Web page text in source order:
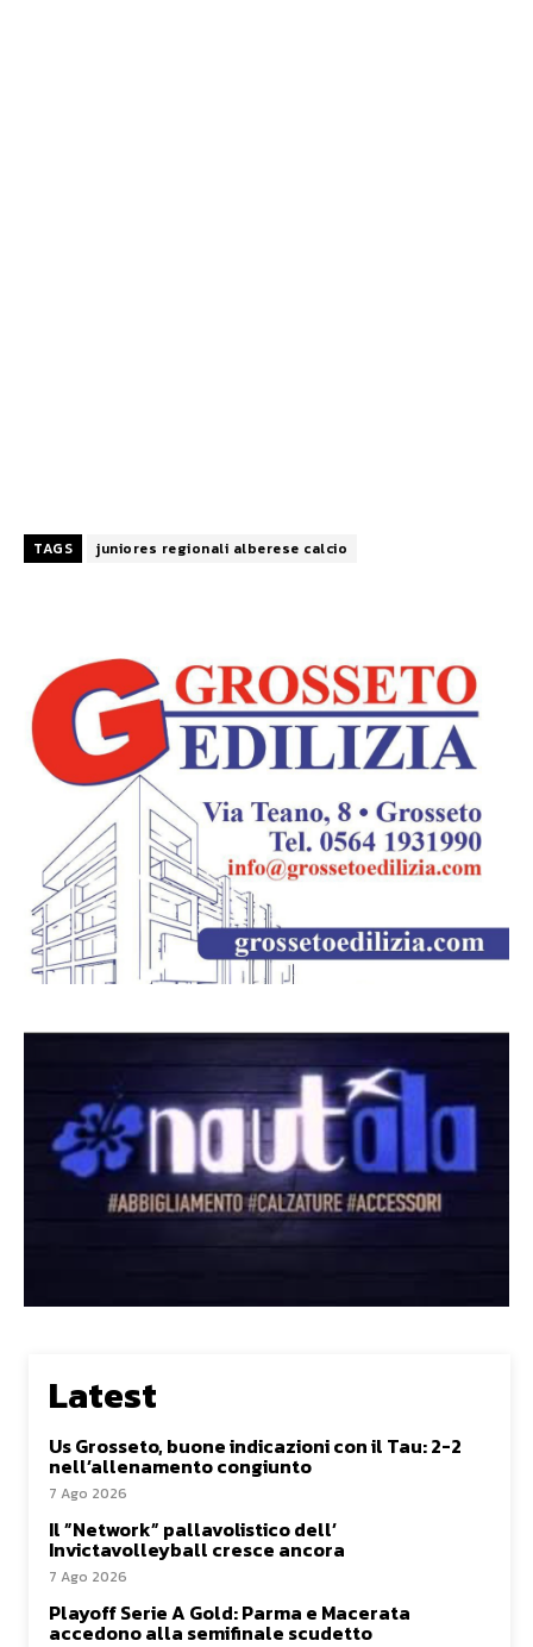
TAGS juniores regionali alberese calcio
Latest
Us Grosseto, buone indicazioni con il Tau: 2-2
nell’allenamento congiunto
7 Ago 2026
Il ”Network” pallavolistico dell’
Invictavolleyball cresce ancora
7 Ago 2026
Playoff Serie A Gold: Parma e Macerata
accedono alla semifinale scudetto